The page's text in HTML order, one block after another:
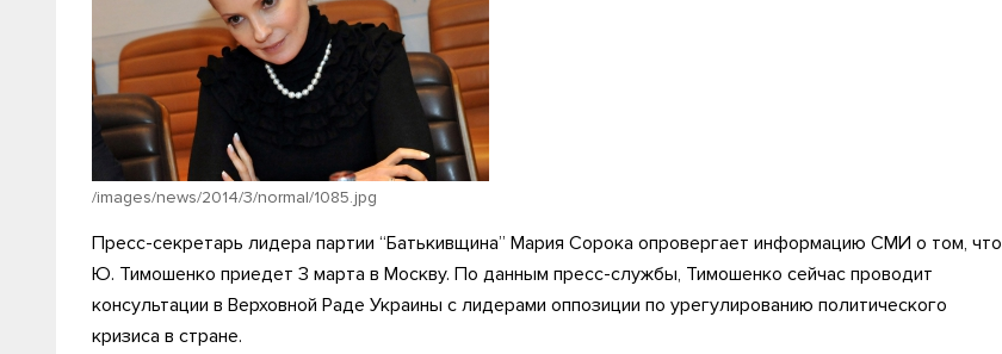
/images/news/2014/3/normal/1085.jpg
Пресс-секретарь лидера партии “Батькивщина” Мария Сорока опровергает информацию СМИ о том, что
Ю. Тимошенко приедет 3 марта в Москву. По данным пресс-службы, Тимошенко сейчас проводит
консультации в Верховной Раде Украины с лидерами оппозиции по урегулированию политического
кризиса в стране.